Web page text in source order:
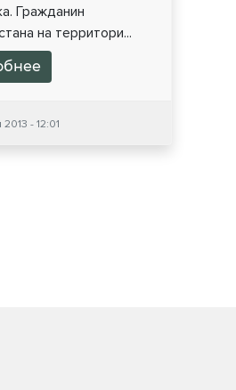
Гражданин
на территори...
- 12:01